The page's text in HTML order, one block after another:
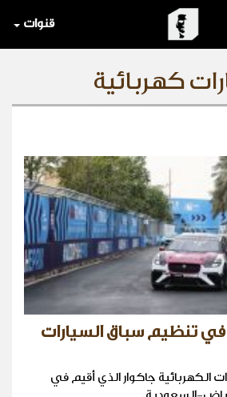
قنوات
كهربائية
في تنظيم سباق السيارات
الكهربائية جاكوار الذي أقيم في